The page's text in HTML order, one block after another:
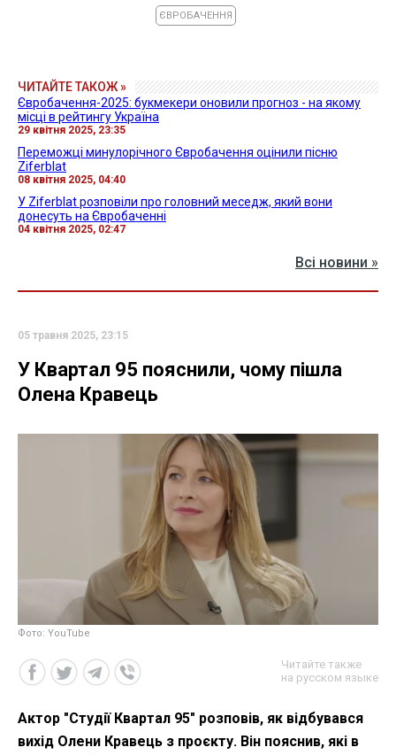
ЄВРОБАЧЕННЯ
ЧИТАЙТЕ ТАКОЖ »
Євробачення-2025: букмекери оновили прогноз - на якому
місці в рейтингу Україна
29 квітня 2025, 23:35
Переможці минулорічного Євробачення оцінили пісню
Ziferblat
08 квітня 2025, 04:40
У Ziferblat розповіли про головний меседж, який вони
донесуть на Євробаченні
04 квітня 2025, 02:47
Всі новини »
05 травня 2025, 23:15
У Квартал 95 пояснили, чому пішла
Олена Кравець
Фото: YouTube
Читайте также
на русском языке
Актор "Студії Квартал 95" розповів, як відбувався
вихід Олени Кравець з проєкту. Він пояснив, які в